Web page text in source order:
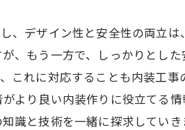
、デザイン性と安全性の両立
、もう一方で、しっかりとし
これに対応することも内装工事
より良い内装作りに役立てる
識と技術を一緒に探求していき